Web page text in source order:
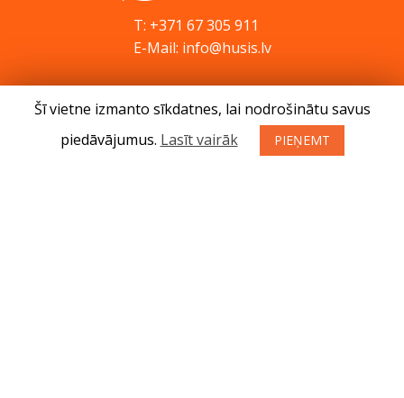
T: +371 67 305 911
E-Mail: info@husis.lv
Preces
Akcijas
Šī vietne izmanto sīkdatnes, lai nodrošinātu savus
piedāvājumus. Lasīt vairāk PIEŅEMT